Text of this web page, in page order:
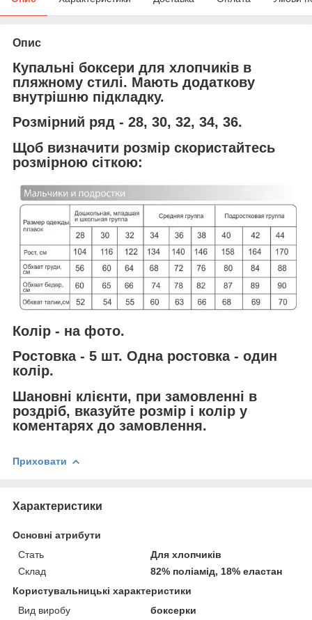
Опис
Купальні боксери для хлопчиків в
пляжному стилі. Мають додаткову
внутрішню підкладку.
Розмірний ряд - 28, 30, 32, 34, 36.
Щоб визначити розмір скористайтесь
розмірною сіткою:
Колір - на фото.
Ростовка - 5 шт. Одна ростовка - один
колір.
Шановні клієнти, при замовленні в
роздріб, вказуйте розмір і колір у
коментарях до замовлення.
Приховати
Характеристики
Основні атрибути
Стать
Для хлопчиків
Склад
82% поліамід, 18% еластан
Користувальницькі характеристики
Вид виробу
боксерки